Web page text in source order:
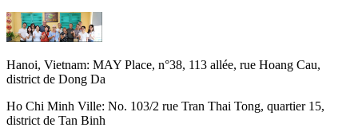
Hanoi, Vietnam: MAY Place, n°38, 113 allée, rue Hoang Cau,
district de Dong Da
Ho Chi Minh Ville: No. 103/2 rue Tran Thai Tong, quartier 15,
district de Tan Binh